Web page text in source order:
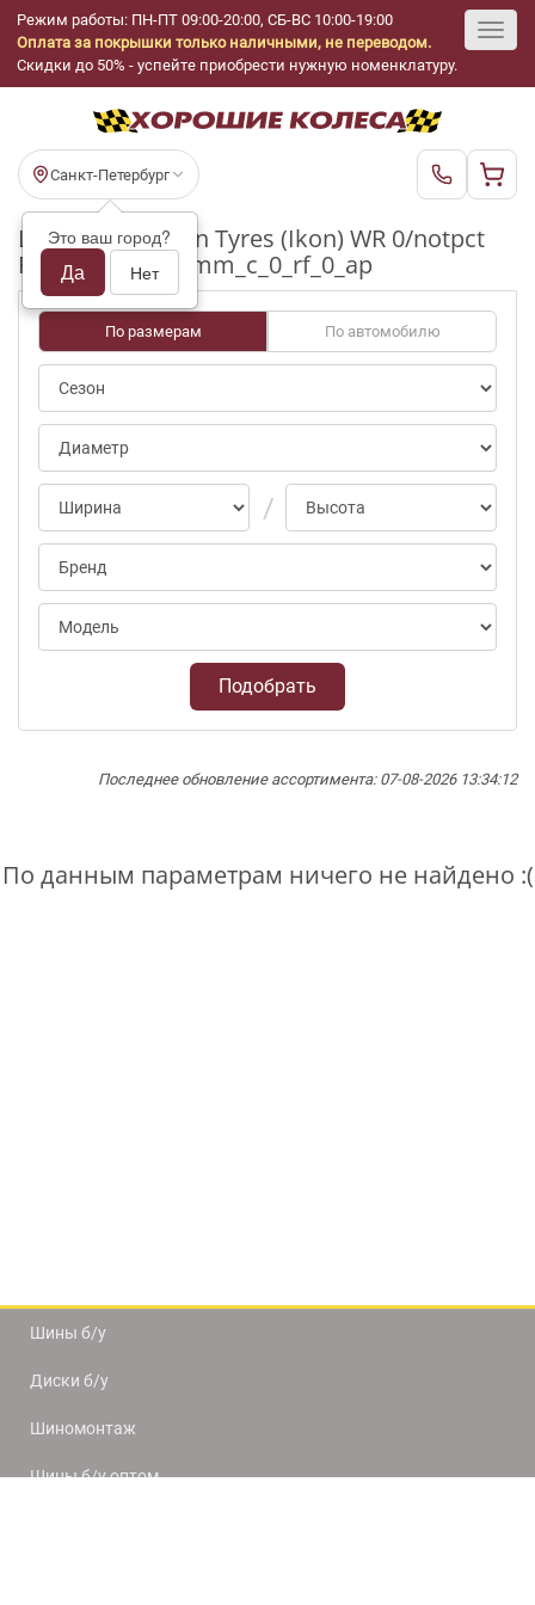
Режим работы: ПН-ПТ 09:00-20:00, СБ-ВС 10:00-19:00
Оплата за покрышки только наличными, не переводом.
Скидки до 50% - успейте приобрести нужную номенклатуру.
Санкт-Петербург
Это ваш город?
Да Нет
Шины бу Nokian Tyres (Ikon) WR 0/notpct
R17_235_65_4-5mm_c_0_rf_0_ap
По размерам По автомобилю
Подобрать
Последнее обновление ассортимента: 07-08-2026 13:34:12
По данным параметрам ничего не найдено :(
Шины б/у
Диски б/у
Шиномонтаж
Шины б/у оптом